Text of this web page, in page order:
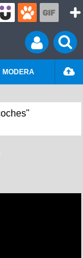
MODERA